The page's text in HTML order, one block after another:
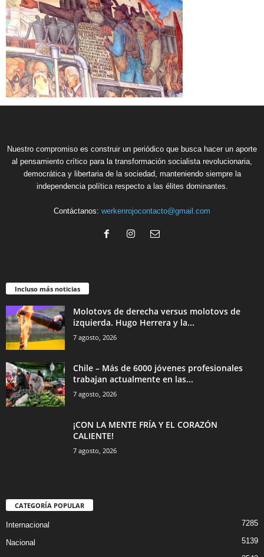
Nuestro compromiso es construir un periódico que busca hacer un aporte
al pensamiento crítico para la transformación socialista revolucionaria,
democrática y libertaria de la sociedad, manteniendo siempre la
independencia política respecto a las élites dominantes.
Contáctanos: werkenrojocontacto@gmail.com
Incluso más noticias
Molotovs de derecha versus molotovs de
izquierda. Hugo Herrera y la...
7 agosto, 2026
Chile – Más de 6000 jóvenes profesionales
trabajan actualmente en las...
7 agosto, 2026
¡CON LA MENTE FRÍA Y EL CORAZÓN
CALIENTE!
7 agosto, 2026
CATEGORÍA POPULAR
Internacional 7285
Nacional 5139